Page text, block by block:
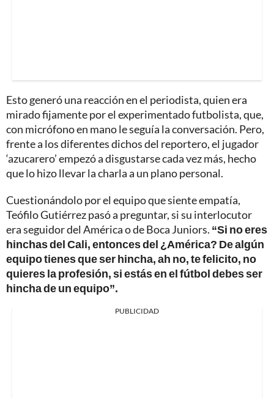
Esto generó una reacción en el periodista, quien era
mirado fijamente por el experimentado futbolista, que,
con micrófono en mano le seguía la conversación. Pero,
frente a los diferentes dichos del reportero, el jugador
‘azucarero’ empezó a disgustarse cada vez más, hecho
que lo hizo llevar la charla a un plano personal.
Cuestionándolo por el equipo que siente empatía,
Teófilo Gutiérrez pasó a preguntar, si su interlocutor
era seguidor del América o de Boca Juniors. “Si no eres
hinchas del Cali, entonces del ¿América? De algún
equipo tienes que ser hincha, ah no, te felicito, no
quieres la profesión, si estás en el fútbol debes ser
hincha de un equipo”.
PUBLICIDAD